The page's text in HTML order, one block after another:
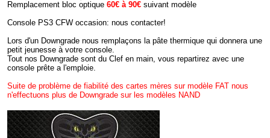
Remplacement bloc optique 60€ à 90€ suivant modèle
Console PS3 CFW occasion: nous contacter!
Lors d'un Downgrade nous remplaçons la pâte thermique qui donnera une
petit jeunesse à votre console.
Tout nos Downgrade sont du Clef en main, vous repartirez avec une
console prête a l'emploie.
Suite de problème de fiabilité des cartes mères sur modèle FAT nous
n'effectuons plus de Downgrade sur les modèles NAND